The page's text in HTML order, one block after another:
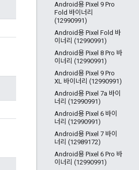
Android용 Pixel 9 Pro
Fold 바이너리
(12990991)
Android용 Pixel Fold 바
이너리 (12990991)
Android용 Pixel 8 Pro 바
이너리 (12990991)
Android용 Pixel 9 Pro
XL 바이너리 (12990991)
Android용 Pixel 7a 바이
너리 (12990991)
Android용 Pixel 6 바이
너리 (12990991)
Android용 Pixel 7 바이
너리 (12989172)
Android용 Pixel 6 Pro 바
이너리 (12990991)